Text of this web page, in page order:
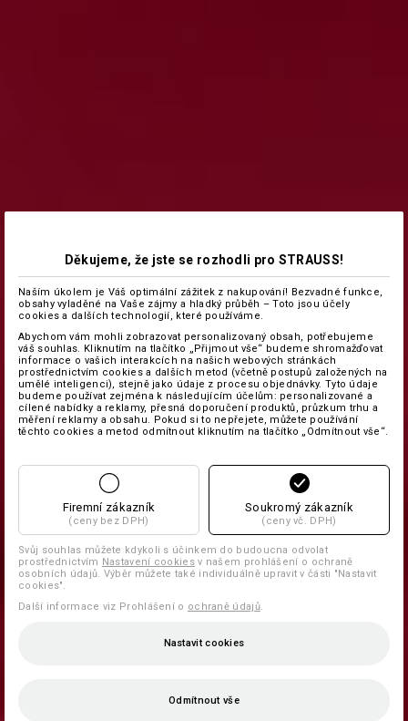
Děkujeme, že jste se rozhodli pro STRAUSS!
Naším úkolem je Váš optimální zážitek z nakupování! Bezvadné funkce,
obsahy vyladěné na Vaše zájmy a hladký průběh – Toto jsou účely
cookies a dalších technologií, které používáme.
Abychom vám mohli zobrazovat personalizovaný obsah, potřebujeme
váš souhlas. Kliknutím na tlačítko „Přijmout vše“ budeme shromažďovat
informace o vašich interakcích na našich webových stránkách
prostřednictvím cookies a dalších metod (včetně postupů založených na
umělé inteligenci), stejně jako údaje z procesu objednávky. Tyto údaje
budeme používat zejména k následujícím účelům: personalizované a
cílené nabídky a reklamy, přesná doporučení produktů, průzkum trhu a
měření reklamy a obsahu. Pokud si to nepřejete, můžete používání
těchto cookies a metod odmítnout kliknutím na tlačítko „Odmítnout vše“.
Firemní zákazník
(ceny bez DPH)
Soukromý zákazník
(ceny vč. DPH)
Svůj souhlas můžete kdykoli s účinkem do budoucna odvolat
prostřednictvím Nastavení cookiesv našem prohlášení o ochraně
osobních údajů. Výběr můžete také individuálně upravit v části "Nastavit
cookies".
Další informace viz Prohlášení o ochraně údajů.
Nastavit cookies
Odmítnout vše